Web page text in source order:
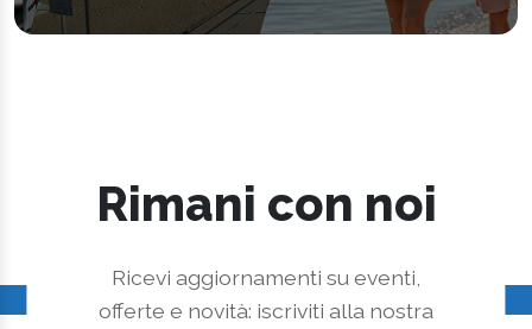
Rimani con noi
Ricevi aggiornamenti su eventi,
offerte e novità: iscriviti alla nostra